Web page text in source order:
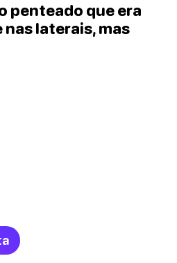
penteado que era
laterais, mas